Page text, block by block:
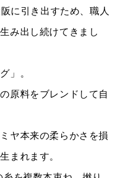
に引き出すため、職人
み出し続けてきまし
」。
原料をブレンドして自
ヤ本来の柔らかさを損
まれます。